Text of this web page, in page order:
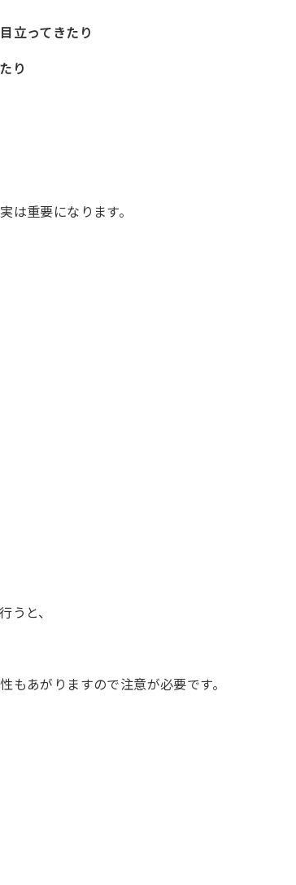
立ってきたり
り
は重要になります。
うと、
あがりますので注意が必要です。